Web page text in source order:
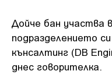
Дойче бан участва
подразделението
кънсалтинг (DB
днес говорителка.